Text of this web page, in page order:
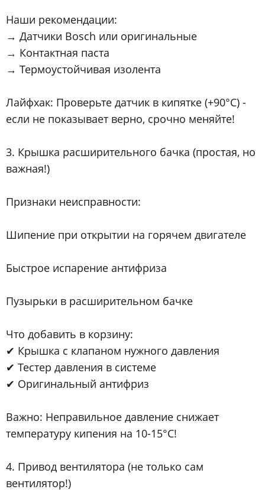
Наши рекомендации:
→ Датчики Bosch или оригинальные
→ Контактная паста
→ Термоустойчивая изолента
Лайфхак: Проверьте датчик в кипятке (+90°C) -
если не показывает верно, срочно меняйте!
3. Крышка расширительного бачка (простая, но
важная!)
Признаки неисправности:
Шипение при открытии на горячем двигателе
Быстрое испарение антифриза
Пузырьки в расширительном бачке
Что добавить в корзину:
✔ Крышка с клапаном нужного давления
✔ Тестер давления в системе
✔ Оригинальный антифриз
Важно: Неправильное давление снижает
температуру кипения на 10-15°C!
4. Привод вентилятора (не только сам
вентилятор!)